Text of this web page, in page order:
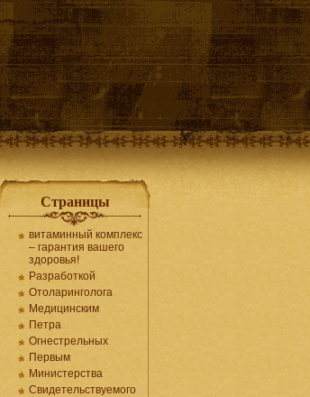
Страницы
витаминный комплекс
– гарантия вашего
здоровья!
Разработкой
Отоларинголога
Медицинским
Петра
Огнестрельных
Первым
Министерства
Свидетельствуемого